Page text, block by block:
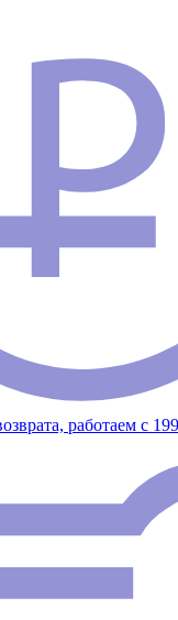
работаем с